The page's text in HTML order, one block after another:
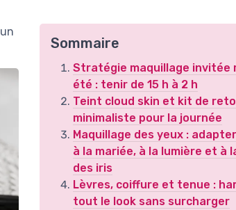
Sommaire
Stratégie maquillage invitée
été : tenir de 15 h à 2 h
Teint cloud skin et kit de
minimaliste pour la journée
Maquillage des yeux :
à la mariée, à la lumière et à
des iris
Lèvres, coiffure et tenue :
tout le look sans surcharger